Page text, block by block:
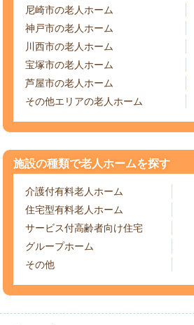
尼崎市の老人ホーム
神戸市の老人ホーム
川西市の老人ホーム
宝塚市の老人ホーム
芦屋市の老人ホーム
その他エリアの老人ホーム
施設の種類で老人ホームを探す
介護付有料老人ホーム
住宅型有料老人ホーム
サービス付高齢者向け住宅
グループホーム
その他